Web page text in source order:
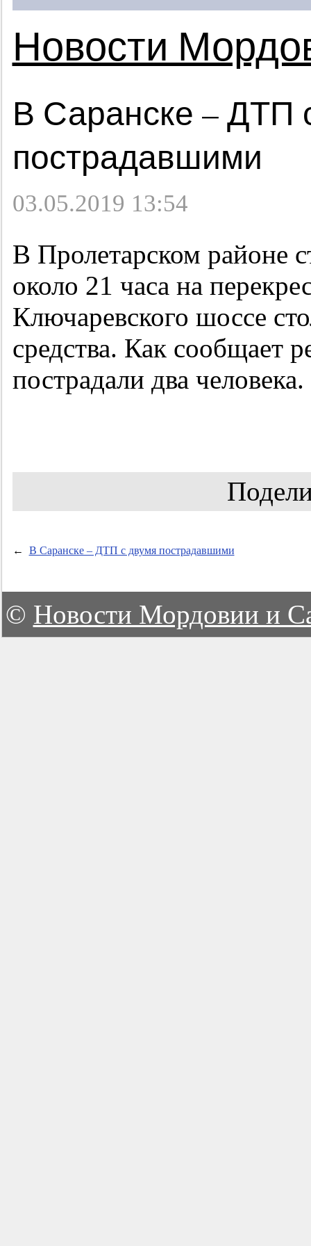
Новости
В Саранске – ДТП
пострадавшими
03.05.2019 13:54
В Пролетарском районе
около 21 часа на
Ключаревского шоссе
средства. Как сообщает
пострадали два человека.
← В Саранске – ДТП с двумя пострадавшими
© Новости Мордовии и